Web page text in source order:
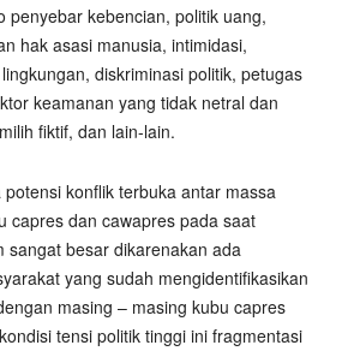
penyebar kebencian, politik uang,
hak asasi manusia, intimidasi,
diskriminasi politik, petugas
keamanan yang tidak netral dan
fiktif, dan lain-lain.
potensi konflik terbuka antar massa
capres dan cawapres pada saat
sangat besar dikarenakan ada
yang sudah mengidentifikasikan
masing – masing kubu capres
tensi politik tinggi ini fragmentasi